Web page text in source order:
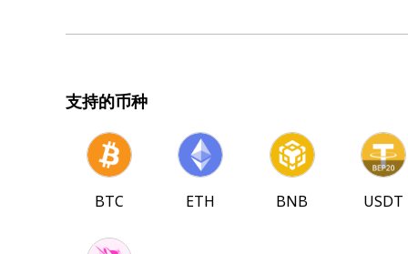
支持的币种
BTC ETH BNB USDT